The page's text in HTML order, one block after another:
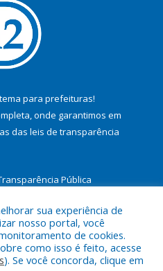
para prefeituras!
onde garantimos em
das leis de transparência
Pública
a Prefeitura Municipal de
sua experiência de
nosso portal, você
de cookies.
como isso é feito, acesse
). Se você concorda, clique em